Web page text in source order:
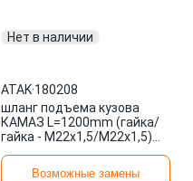
Нет в наличии
ATAK·180208
шланг подъема кузова
КАМАЗ L=1200mm (гайка/
гайка - M22x1,5/M22x1,5)
ATAK
Возможные замены